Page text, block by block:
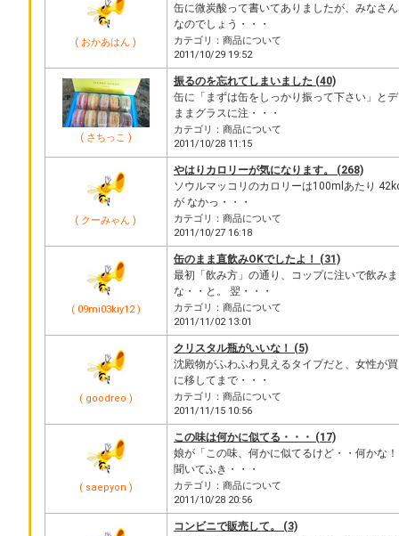
( おかあはん )
缶に微炭酸って書いてありましたが、みなさ
なのでしょう・・・
カテゴリ：商品について
2011/10/29 19:52
( さちっこ )
振るのを忘れてしまいました (40)
缶に「まずは缶をしっかり振って下さい」と
ままグラスに注・・・
カテゴリ：商品について
2011/10/28 11:15
( クーみゃん )
やはりカロリーが気になります。 (268)
ソウルマッコリのカロリーは100mlあたり
が なかっ・・・
カテゴリ：商品について
2011/10/27 16:18
( 09mi03kiy12 )
缶のまま直飲みOKでしたよ！ (31)
最初「飲み方」の通り、コップに注いで飲み
な・・と。 翌・・・
カテゴリ：商品について
2011/11/02 13:01
( goodreo )
クリスタル瓶がいいな！ (5)
沈殿物がふわふわ見えるタイプだと、女性が
に移してまで・・・
カテゴリ：商品について
2011/11/15 10:56
( saepyon )
この味は何かに似てる・・・ (17)
娘が「この味、何かに似てるけど・・何かな
聞いてふき・・・
カテゴリ：商品について
2011/10/28 20:56
コンビニで販売して。 (3)